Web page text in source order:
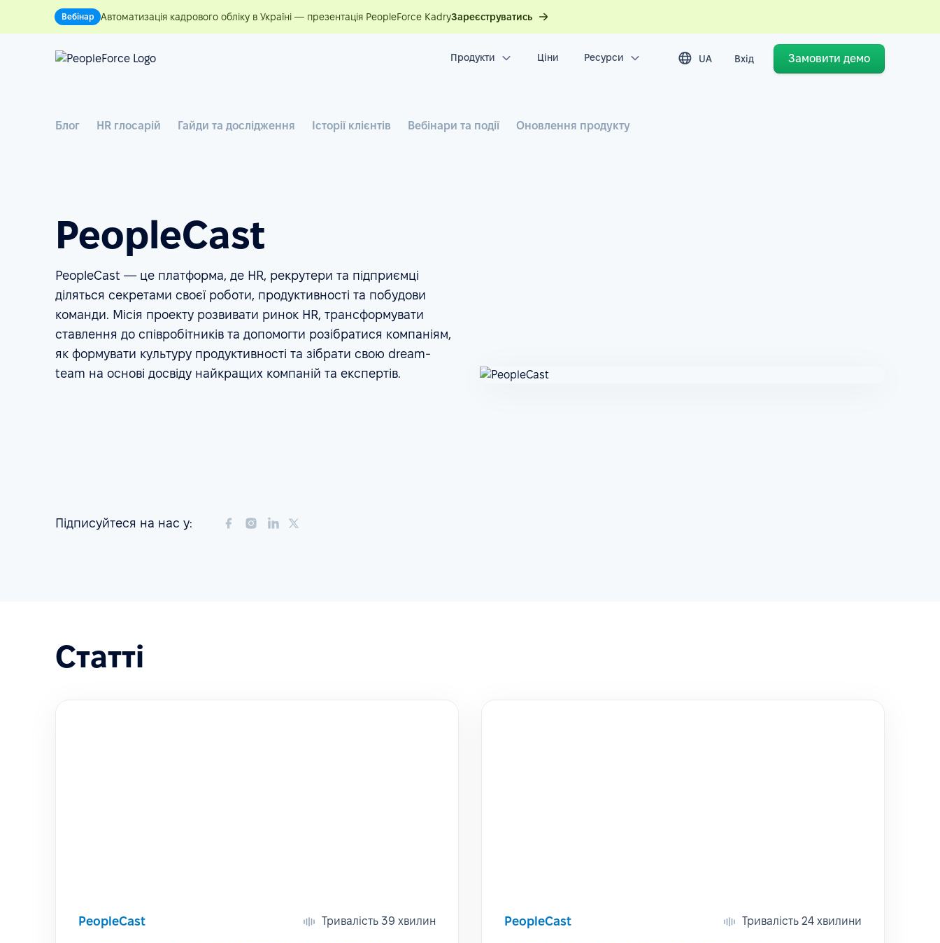
Вебінар Автоматизація кадрового обліку в Україні — презентація PeopleForce KadryЗареєструватись
Продукти Ціни Ресурси UA Вхід Замовити демо
Блог HR глосарій Гайди та дослідження Історії клієнтів Вебінари та події Оновлення продукту
PeopleCast
PeopleCast — це платформа, де HR, рекрутери та підприємці
діляться секретами своєї роботи, продуктивності та побудови
команди. Місія проекту розвивати ринок HR, трансформувати
ставлення до співробітників та допомогти розібратися компаніям,
як формувати культуру продуктивності та зібрати свою dream-
team на основі досвіду найкращих компаній та експертів.
Підписуйтеся на нас у:
Статті
PeopleCast Тривалість 39 хвилин PeopleCast Тривалість 24 хвилини